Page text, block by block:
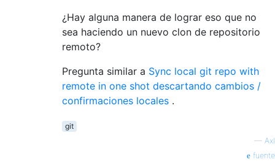
¿Hay alguna manera de lograr eso que no
sea haciendo un nuevo clon de repositorio
remoto?
Pregunta similar a Sync local git repo with
remote in one shot descartando cambios /
confirmaciones locales .
git
— Axl
fuente